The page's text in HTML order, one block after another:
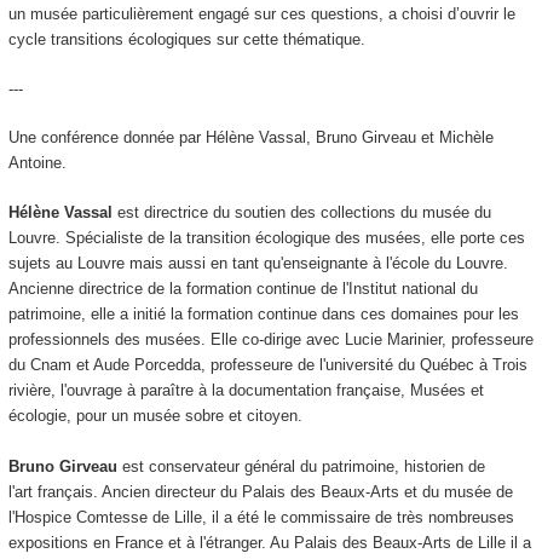
un musée particulièrement engagé sur ces questions, a choisi d’ouvrir le
cycle transitions écologiques sur cette thématique.
---
Une conférence donnée par Hélène Vassal, Bruno Girveau et Michèle
Antoine.
Hélène Vassal est directrice du soutien des collections du musée du
Louvre. Spécialiste de la transition écologique des musées, elle porte ces
sujets au Louvre mais aussi en tant qu'enseignante à l'école du Louvre.
Ancienne directrice de la formation continue de l'Institut national du
patrimoine, elle a initié la formation continue dans ces domaines pour les
professionnels des musées. Elle co-dirige avec Lucie Marinier, professeure
du Cnam et Aude Porcedda, professeure de l'université du Québec à Trois
rivière, l'ouvrage à paraître à la documentation française, Musées et
écologie, pour un musée sobre et citoyen.
Bruno Girveau est conservateur général du patrimoine, historien de
l'art français. Ancien directeur du Palais des Beaux-Arts et du musée de
l'Hospice Comtesse de Lille, il a été le commissaire de très nombreuses
expositions en France et à l'étranger. Au Palais des Beaux-Arts de Lille il a